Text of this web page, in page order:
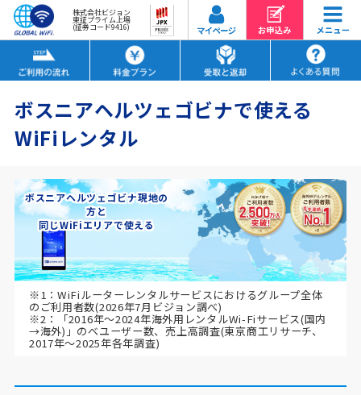
株式会社ビジョン
東証プライム上場
(証券コード9416)
ボスニアヘルツェゴビナで使える
WiFiレンタル
ボスニアヘルツェゴビナ現地の
方と
同じWiFiエリアで使える
※1：WiFiルーターレンタルサービスにおけるグループ全体
のご利用者数(2026年7月ビジョン調べ)
※2：「2016年～2024年海外用レンタルWi-Fiサービス(国内
→海外)」のべユーザー数、売上高調査(東京商工リサーチ、
2017年～2025年各年調査)